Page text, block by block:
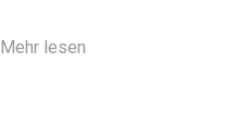
Mehr lesen